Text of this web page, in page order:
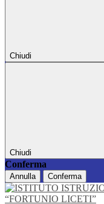
Chiudi
Chiudi
Conferma
Annulla Conferma